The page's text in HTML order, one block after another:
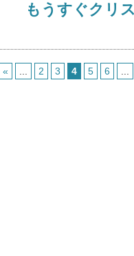
もうすぐクリ
« 2 3 4 5 6